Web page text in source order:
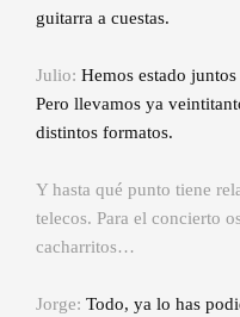
guitarra a cuestas.
Julio: Hemos estado
Pero llevamos ya
distintos formatos.
Y hasta qué punto tiene
telecos. Para el concierto
cacharritos…
Jorge: Todo, ya lo has